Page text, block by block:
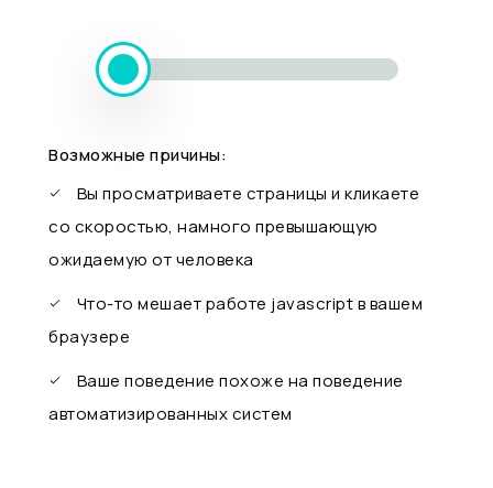
Возможные причины:
Вы просматриваете страницы и кликаете
со скоростью, намного превышающую
ожидаемую от человека
Что-то мешает работе javascript в вашем
браузере
Ваше поведение похоже на поведение
автоматизированных систем